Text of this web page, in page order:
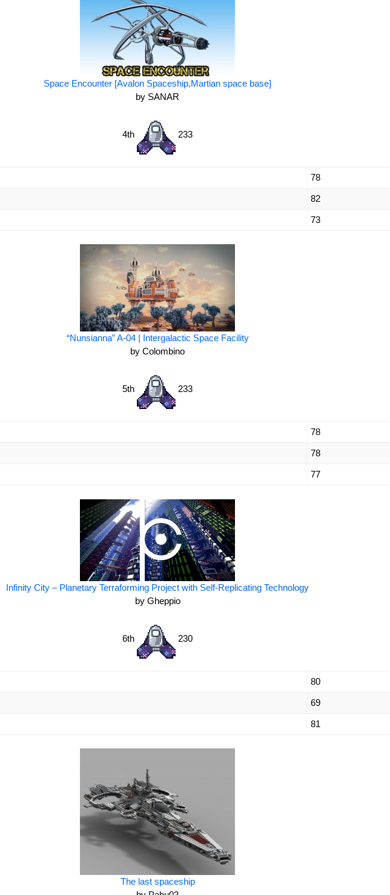
Space Encounter [Avalon Spaceship,Martian space base]
by SANAR
4th 233
78
82
73
“Nunsianna” A-04 | Intergalactic Space Facility
by Colombino
5th 233
78
78
77
Infinity City – Planetary Terraforming Project with Self-Replicating Technology
by Gheppio
6th 230
80
69
81
The last spaceship